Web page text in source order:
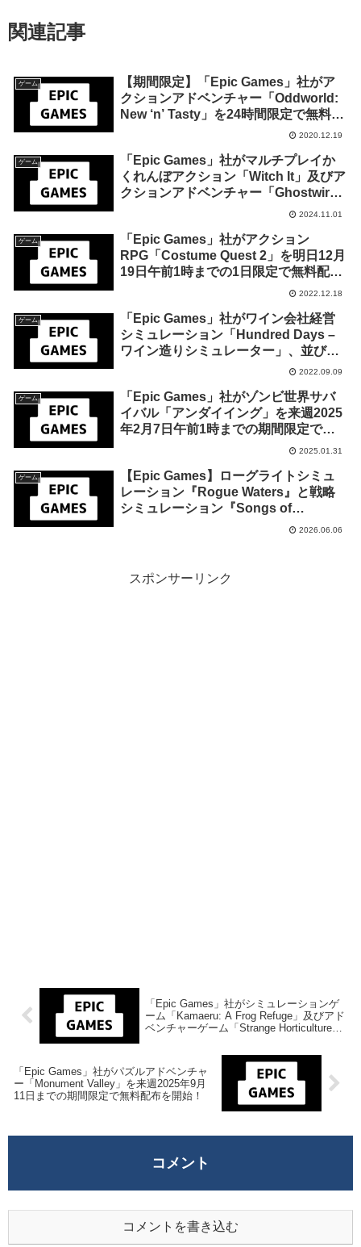
関連記事
ゲーム
【期間限定】「Epic Games」社がア
クションアドベンチャー「Oddworld:
New ‘n’ Tasty」を24時間限定で無料配
2020.12.19
ゲーム
「Epic Games」社がマルチプレイか
くれんぼアクション「Witch It」及びア
クションアドベンチャー「Ghostwire:
Tokyo」を来週2024年11月7日終日ま
2024.11.01
ゲーム
「Epic Games」社がアクション
RPG「Costume Quest 2」を明日12月
19日午前1時までの1日限定で無料配布
2022.12.18
ゲーム
「Epic Games」社がワイン会社経営
シミュレーション「Hundred Days –
ワイン造りシミュレーター」、並びに
基本プレイ無料ゲーム「Realm Royale
Reforged Epic ローンチバンドル」を
来週9月15日終日までの1週間限定で無
料配布を開始！
2022.09.09
ゲーム
「Epic Games」社がゾンビ世界サバ
イバル「アンダイイング」を来週2025
年2月7日午前1時までの期間限定で無
2025.01.31
ゲーム
【Epic Games】ローグライトシミュ
レーション『Rogue Waters』と戦略
シミュレーション『Songs of
Conquest』が来週2026年6月12日午
2026.06.06
スポンサーリンク
「Epic Games」社がシミュレーションゲ
ーム「Kamaeru: A Frog Refuge」及びアド
ベンチャーゲーム「Strange Horticulture」
「Epic Games」社がパズルアドベンチャ
ー「Monument Valley」を来週2025年9月
11日までの期間限定で無料配布を開始！
コメント
コメントを書き込む